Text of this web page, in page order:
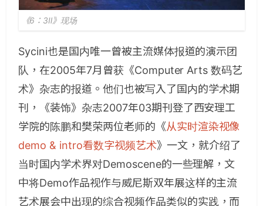
《6：3Ⅱ》现场
Sycini也是国内唯一曾被主流媒体报道的演示团
队，在2005年7月曾获《Computer Arts 数码艺
术》杂志的报道。他们也被写入了国内的学术期
刊，《装饰》杂志2007年03期刊登了西安理工
学院的陈鹏和樊荣两位老师的《从实时渲染视像
demo & intro看数字视频艺术》一文，就介绍了
当时国内学术界对Demoscene的一些理解，文
中将Demo作品视作与威尼斯双年展这样的主流
艺术展会中出现的综合视频作品类似的实践，而